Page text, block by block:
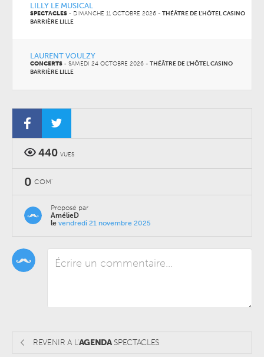
LILLY LE MUSICAL
SPECTACLES - DIMANCHE 11 OCTOBRE 2026 - THÉÂTRE DE L'HÔTEL CASINO
BARRIÈRE LILLE
LAURENT VOULZY
CONCERTS - SAMEDI 24 OCTOBRE 2026 - THÉÂTRE DE L'HÔTEL CASINO
BARRIÈRE LILLE
440 VUES
0 COM'
Proposé par
AmélieD
le vendredi 21 novembre 2025
REVENIR A L'AGENDASPECTACLES